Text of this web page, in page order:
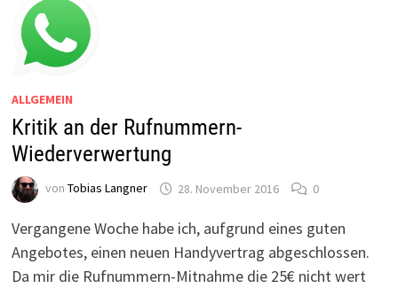
ALLGEMEIN
Kritik an der Rufnummern-
Wiederverwertung
von Tobias Langner 28. November 2016 0
Vergangene Woche habe ich, aufgrund eines guten
Angebotes, einen neuen Handyvertrag abgeschlossen.
Da mir die Rufnummern-Mitnahme die 25€ nicht wert